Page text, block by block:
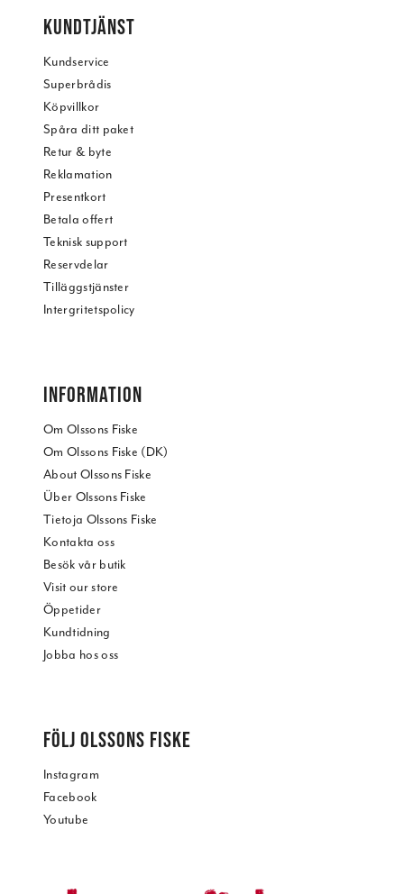
KUNDTJÄNST
Kundservice
Superbrådis
Köpvillkor
Spåra ditt paket
Retur & byte
Reklamation
Presentkort
Betala offert
Teknisk support
Reservdelar
Tilläggstjänster
Intergritetspolicy
INFORMATION
Om Olssons Fiske
Om Olssons Fiske (DK)
About Olssons Fiske
Über Olssons Fiske
Tietoja Olssons Fiske
Kontakta oss
Besök vår butik
Visit our store
Öppetider
Kundtidning
Jobba hos oss
FÖLJ OLSSONS FISKE
Instagram
Facebook
Youtube